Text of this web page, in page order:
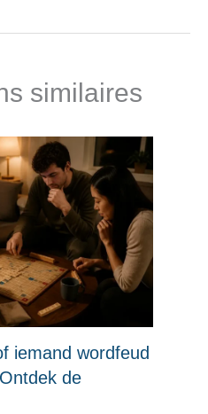
similaires
iemand wordfeud
de